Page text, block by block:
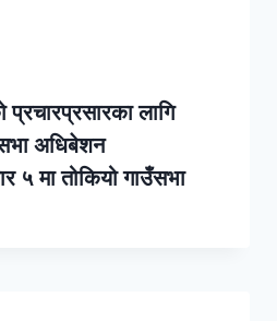
लागि
अधिबेशन
५ मा तोकियो गाउँसभा